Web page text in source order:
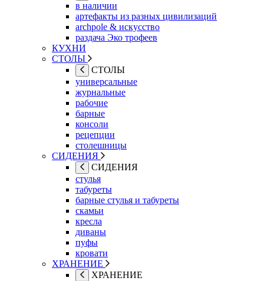
в наличии
артефакты из разных цивилизаций
archpole & искусство
раздача Эко трофеев
КУХНИ
СТОЛЫ
СТОЛЫ
универсальные
журнальные
рабочие
барные
консоли
рецепции
столешницы
СИДЕНИЯ
СИДЕНИЯ
стулья
табуреты
барные стулья и табуреты
скамьи
кресла
диваны
пуфы
кровати
ХРАНЕНИЕ
ХРАНЕНИЕ